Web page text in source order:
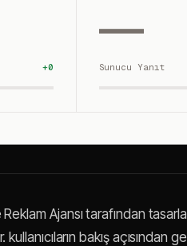
+0
—
Sunucu Yanıt
Ajansı tarafından
bakış açısından